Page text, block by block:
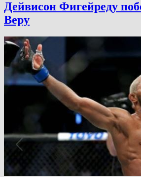
Дейвисон Фигейреду
Веру